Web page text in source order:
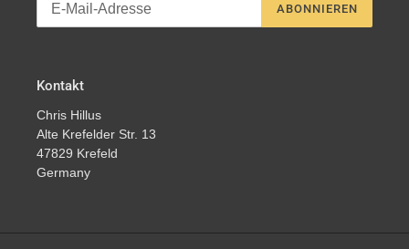
ABONNIEREN
Kontakt
Chris Hillus
Alte Krefelder Str. 13
47829 Krefeld
Germany